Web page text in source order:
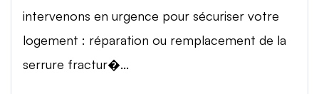
intervenons en urgence pour sécuriser votre
logement : réparation ou remplacement de la
serrure fractur�...